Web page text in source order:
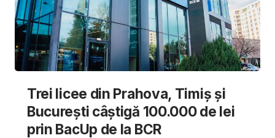
Trei licee din Prahova, Timiș și
București câștigă 100.000 de lei
prin BacUp de la BCR